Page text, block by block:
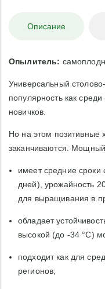
Описание
Опылитель:
Универсальный
популярность как
новичков.
Но на этом позитивные
заканчиваются. Мощный
имеет средние
дней), урожайность
для выращивания в
обладает
высокой (до -34 °С)
подходит как для
регионов;